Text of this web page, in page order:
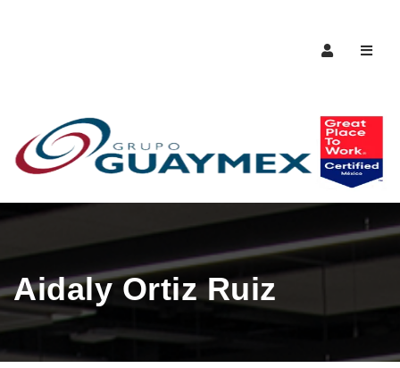
Aidaly Ortiz Ruiz